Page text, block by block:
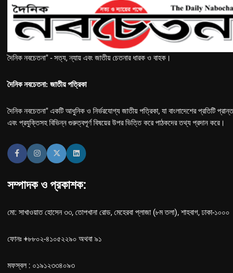
দৈনিক নবচেতনা" - সত্য, ন্যায় এবং জাতীয় চেতনার ধারক ও বাহক।
দৈনিক নবচেতনা: জাতীয় পত্রিকা
দৈনিক নবচেতনা" একটি আধুনিক ও নির্ভরযোগ্য জাতীয় পত্রিকা, যা বাংলাদেশের প্রতিটি
এবং প্রযুক্তিসহ বিভিন্ন গুরুত্বপূর্ণ বিষয়ের উপর ভিত্তি করে পাঠকদের তথ্য প্রদান করে।
সম্পাদক ও প্রকাশক:
মো: সাখাওয়াত হোসেন ৩৩, তোপখানা রোড, মেহেরবা প্লাজা (৮ম তলা), শাহবাগ, ঢাকা-১০০০
ফোনঃ +৮৮০২-৪১০৫২২৯০ অথবা ৯১
মফস্বল : ০১৯১২৩৩৪০৯৩